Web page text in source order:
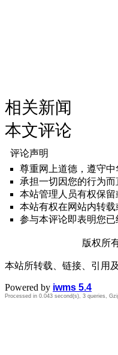
相关新闻
本文评论
评论声明
尊重网上道德，遵守
承担一切因您的行为
本站管理人员有权保
本站有权在网站内转
参与本评论即表明您
版权所
本站所转载、链接、引用
Powered by iwms 5.4
Processed in 0.043 second(s), 3 queries,